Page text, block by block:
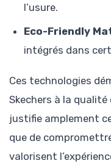
l’usure.
Eco-Friendly
intégrés dans
Ces technologies
Skechers à la
justifie amplement
que de
valorisent